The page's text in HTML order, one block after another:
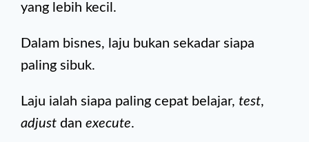
yang lebih kecil.
Dalam bisnes, laju bukan sekadar siapa
paling sibuk.
Laju ialah siapa paling cepat belajar, test,
adjust dan execute.